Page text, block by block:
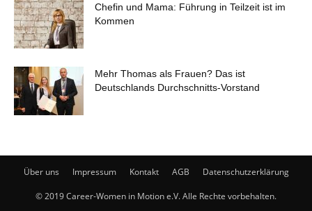
Chefin und Mama: Führung in Teilzeit ist im
Kommen
Mehr Thomas als Frauen? Das ist
Deutschlands Durchschnitts-Vorstand
Über uns Impressum Kontakt AGB Datenschutzerklärung
© 2019 Career-Women in Motion e.V. Alle Rechte vorbehalten.